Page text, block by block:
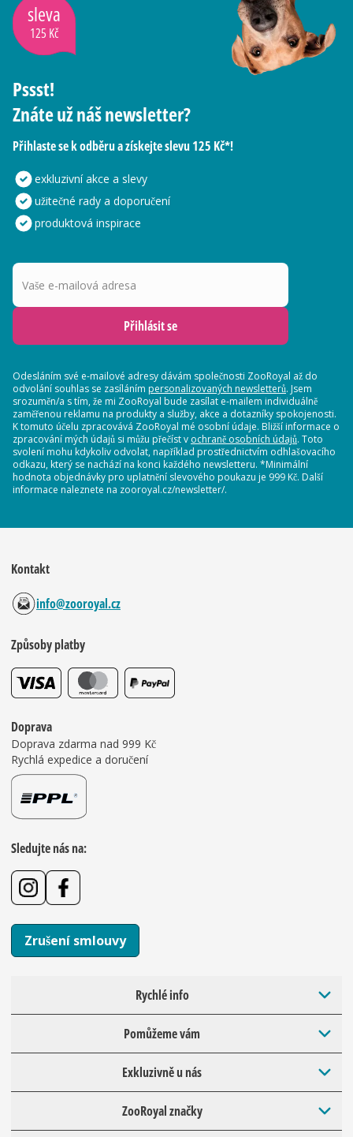
sleva
125 Kč
Pssst!
Znáte už náš newsletter?
Přihlaste se k odběru a získejte slevu 125 Kč*!
exkluzivní akce a slevy
užitečné rady a doporučení
produktová inspirace
Vaše e-mailová adresa
Přihlásit se
Odesláním své e-mailové adresy dávám společnosti ZooRoyal až do
odvolání souhlas se zasíláním personalizovaných newsletterů. Jsem
srozuměn/a s tím, že mi ZooRoyal bude zasílat e-mailem individuálně
zaměřenou reklamu na produkty a služby, akce a dotazníky spokojenosti.
K tomuto účelu zpracovává ZooRoyal mé osobní údaje. Bližší informace o
zpracování mých údajů si můžu přečíst v ochraně osobních údajů. Toto
svolení mohu kdykoliv odvolat, například prostřednictvím odhlašovacího
odkazu, který se nachází na konci každého newsletteru. *Minimální
hodnota objednávky pro uplatnění slevového poukazu je 999 Kč. Další
informace naleznete na zooroyal.cz/newsletter/.
Kontakt
info@zooroyal.cz
Způsoby platby
Doprava
Doprava zdarma nad 999 Kč
Rychlá expedice a doručení
Sledujte nás na:
Zrušení smlouvy
Rychlé info
Pomůžeme vám
Exkluzivně u nás
ZooRoyal značky